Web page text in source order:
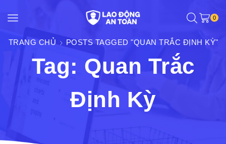
0
TRANG CHỦ POSTS TAGGED "QUAN TRẮC ĐỊNH KỲ"
Tag: Quan Trắc
Định Kỳ